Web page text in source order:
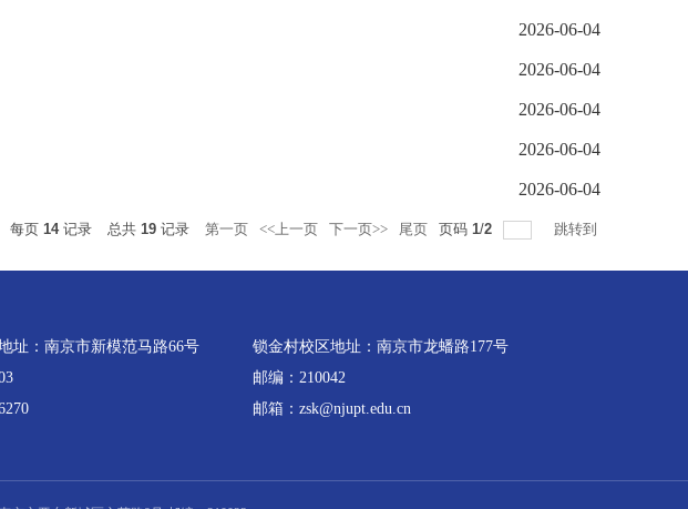
2026-06-04
2026-06-04
2026-06-04
2026-06-04
2026-06-04
每页 14记录 总共 19 记录 第一页 <<上一页 下一页>> 尾页 页码 1/2 跳转到
址：南京市新模范马路66号
锁金村校区地址：南京市龙蟠路177号
邮编：210042
邮箱：zsk@njupt.edu.cn